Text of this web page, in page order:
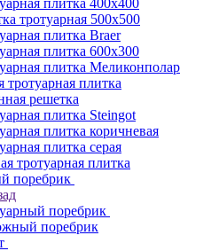
плитка 400х400
тротуарная 500x500
плитка Braer
плитка 600х300
плитка Меликонполар
тротуарная плитка
решетка
плитка Steingot
плитка коричневая
плитка серая
тротуарная плитка
поребрик
поребрик
поребрик